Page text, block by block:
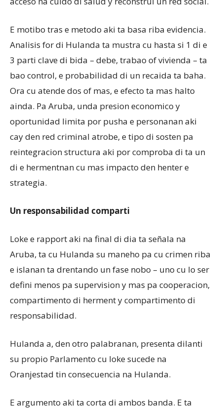
E motibo tras e metodo aki ta basa riba evidencia.
Analisis for di Hulanda ta mustra cu hasta si 1 di e
3 parti clave di bida – debe, trabao of vivienda – ta
bao control, e probabilidad di un recaida ta baha.
Ora cu atende dos of mas, e efecto ta mas halto
ainda. Pa Aruba, unda presion economico y
oportunidad limita por pusha e personanan aki
cay den red criminal atrobe, e tipo di sosten pa
reintegracion structura aki por comproba di ta un
di e hermentnan cu mas impacto den henter e
strategia.
Un responsabilidad comparti
Loke e rapport aki na final di dia ta señala na
Aruba, ta cu Hulanda su maneho pa cu crimen riba
e islanan ta drentando un fase nobo – uno cu lo ser
defini menos pa supervision y mas pa cooperacion,
compartimento di herment y compartimento di
responsabilidad.
Hulanda a, den otro palabranan, presenta dilanti
su propio Parlamento cu loke sucede na
Oranjestad tin consecuencia na Hulanda.
E argumento aki ta corta di ambos banda. E ta